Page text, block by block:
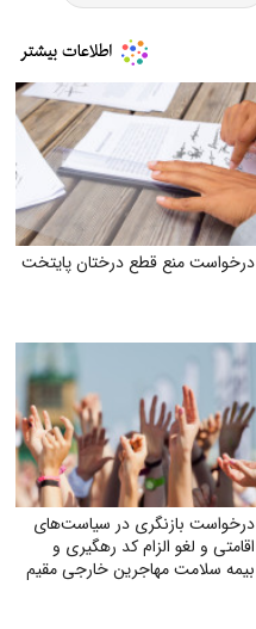
درخواست منع قطع درختان پایتخت
درخواست بازنگری در سیاست‌های
اقامتی و لغو الزام کد رهگیری و
بیمه سلامت مهاجرین خارجی مقیم